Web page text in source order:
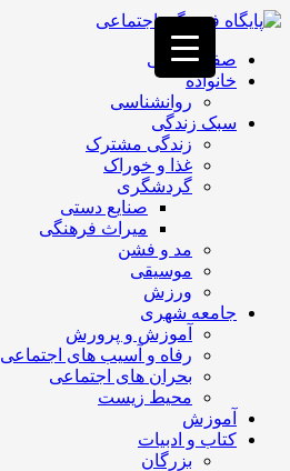
فصد
غرب
تهران
خشکشویی
تصفیه
تهران
صفحه اصلی
خانواده
روانشناسی
سبک زندگی
زندگی مشترک
غذا و خوراک
گردشگری
صنایع دستی
میراث فرهنگی
مد و فشن
موسیقی
ورزش
جامعه شهری
آموزش و پرورش
رفاه و آسیب های اجتماعی
بحران های اجتماعی
محیط زیست
آموزش
کتاب و ادبیات
بزرگان